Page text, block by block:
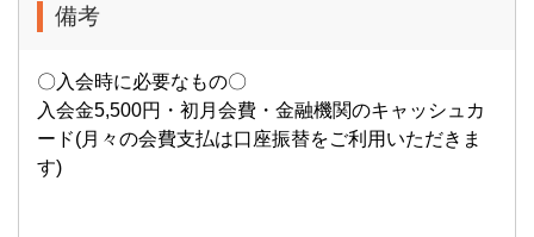
備考
〇入会時に必要なもの〇
入会金5,500円・初月会費・金融機関のキャッシュカ
ード(月々の会費支払は口座振替をご利用いただきま
す)